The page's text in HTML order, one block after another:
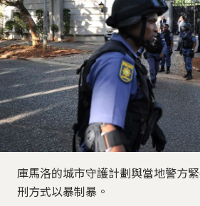
庫馬洛的城市守護計劃與當地警方
刑方式以暴制暴。